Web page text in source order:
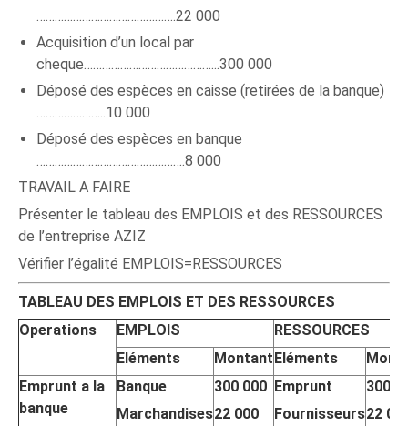
……………………………………….22 000
Acquisition d’un local par
cheque……………………………………...300 000
Déposé des espèces en caisse (retirées de la banque)
…………………..10 000
Déposé des espèces en banque
………………………………………….8 000
TRAVAIL A FAIRE
Présenter le tableau des EMPLOIS et des RESSOURCES
de l’entreprise AZIZ
Vérifier l’égalité EMPLOIS=RESSOURCES
TABLEAU DES EMPLOIS ET DES RESSOURCES
Operations
EMPLOIS
RESSOURCES
Eléments
MontantEléments
Emprunt a la
banque
Banque
Marchandises
300 000
22 000
Emprunt
Fournisseurs
300
22